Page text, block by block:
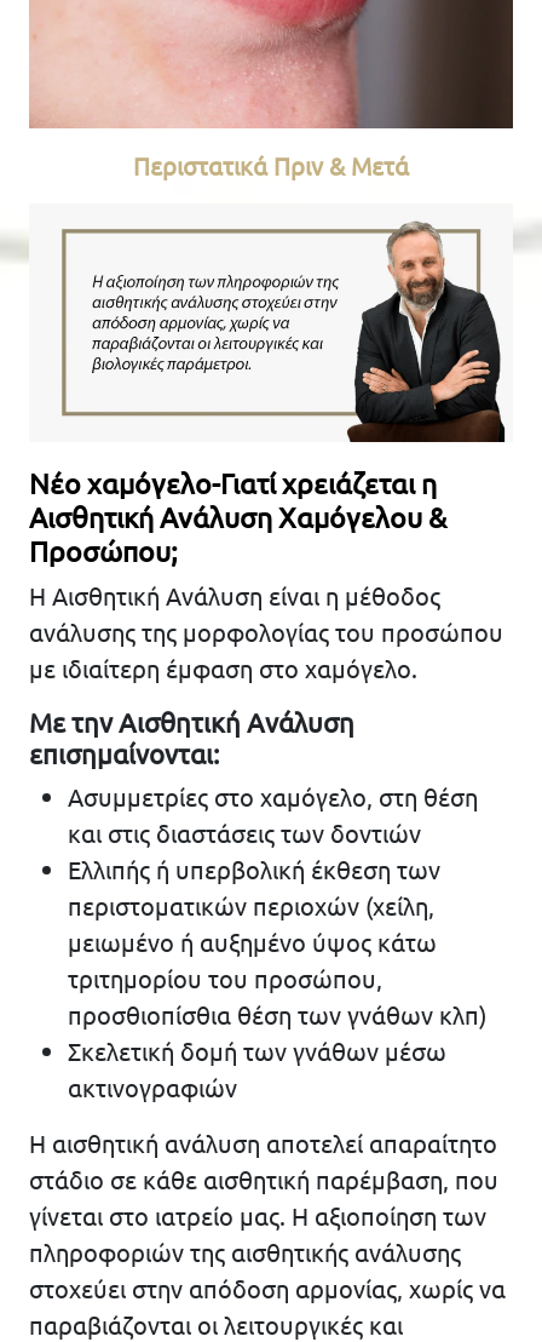
Περιστατικά Πριν & Μετά
Νέο χαμόγελο-Γιατί χρειάζεται η
Αισθητική Ανάλυση Χαμόγελου &
Προσώπου;
Η Αισθητική Ανάλυση είναι η μέθοδος
ανάλυσης της μορφολογίας του προσώπου
με ιδιαίτερη έμφαση στο χαμόγελο.
Με την Αισθητική Ανάλυση
επισημαίνονται:
Ασυμμετρίες στο χαμόγελο, στη θέση
και στις διαστάσεις των δοντιών
Ελλιπής ή υπερβολική έκθεση των
περιστοματικών περιοχών (χείλη,
μειωμένο ή αυξημένο ύψος κάτω
τριτημορίου του προσώπου,
προσθιοπίσθια θέση των γνάθων κλπ)
Σκελετική δομή των γνάθων μέσω
ακτινογραφιών
Η αισθητική ανάλυση αποτελεί απαραίτητο
στάδιο σε κάθε αισθητική παρέμβαση, που
γίνεται στο ιατρείο μας. Η αξιοποίηση των
πληροφοριών της αισθητικής ανάλυσης
στοχεύει στην απόδοση αρμονίας, χωρίς να
παραβιάζονται οι λειτουργικές και